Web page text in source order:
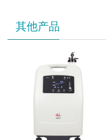
其他产品